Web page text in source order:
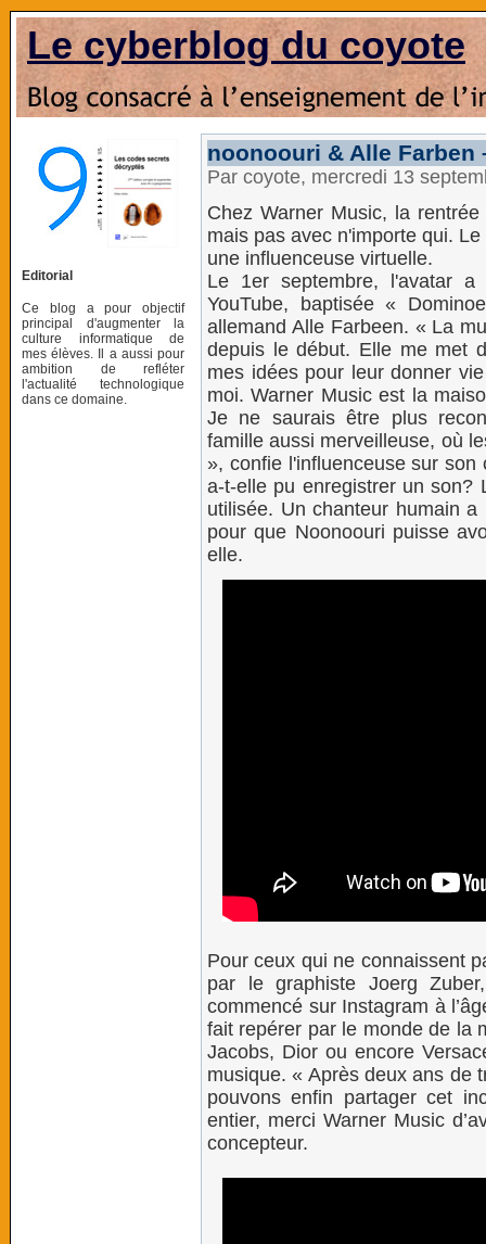
Le cyberblog du coyote
Editorial
Ce blog a pour objectif
principal d'augmenter la
culture informatique de
mes élèves. Il a aussi pour
ambition de refléter
l'actualité technologique
dans ce domaine.
noonoouri & Alle Farben
Par coyote, mercredi 13
Chez Warner Music, la
mais pas avec n'importe qui.
une influenceuse virtuelle.
Le 1er septembre, l'avatar
YouTube, baptisée «
allemand Alle Farbeen. « La
depuis le début. Elle me met
mes idées pour leur donner
moi. Warner Music est la
Je ne saurais être plus
famille aussi merveilleuse, où
», confie l'influenceuse sur
a-t-elle pu enregistrer un son?
utilisée. Un chanteur humain
pour que Noonoouri puisse
elle.
Pour ceux qui ne connaissent
par le graphiste Joerg
commencé sur Instagram à
fait repérer par le monde de la
Jacobs, Dior ou encore
musique. « Après deux ans de
pouvons enfin partager cet
entier, merci Warner Music
concepteur.